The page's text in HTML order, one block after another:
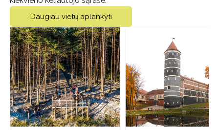
Daugiau vietų aplankyti